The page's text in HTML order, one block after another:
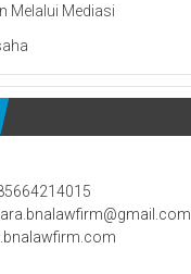
Melalui Mediasi